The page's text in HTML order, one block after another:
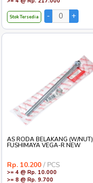
Stok Tersedia
AS RODA BELAKANG (W/NUT)
FUSHIMAYA VEGA-R NEW
Rp. 10.200 / PCS
>= 4 @ Rp. 10.000
>= 8 @ Rp. 9.700